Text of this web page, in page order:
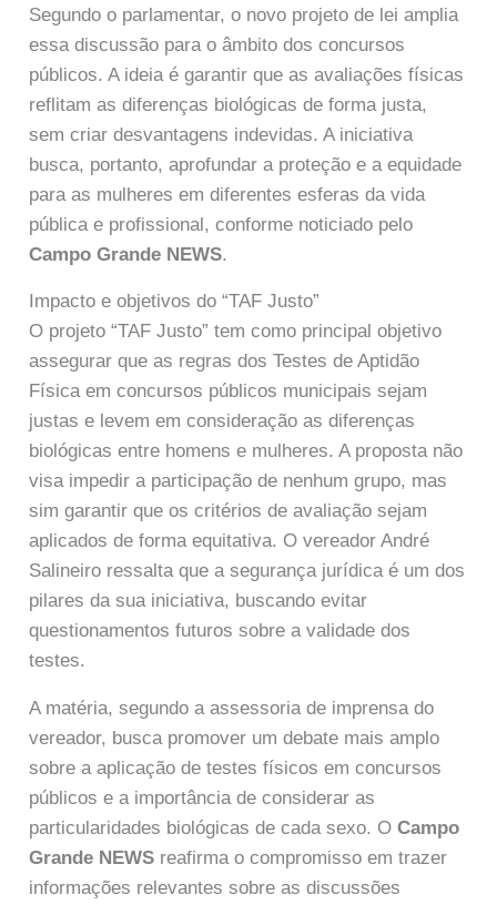
Segundo o parlamentar, o novo projeto de lei amplia
essa discussão para o âmbito dos concursos
públicos. A ideia é garantir que as avaliações físicas
reflitam as diferenças biológicas de forma justa,
sem criar desvantagens indevidas. A iniciativa
busca, portanto, aprofundar a proteção e a equidade
para as mulheres em diferentes esferas da vida
pública e profissional, conforme noticiado pelo
Campo Grande NEWS.
Impacto e objetivos do “TAF Justo”
O projeto “TAF Justo” tem como principal objetivo
assegurar que as regras dos Testes de Aptidão
Física em concursos públicos municipais sejam
justas e levem em consideração as diferenças
biológicas entre homens e mulheres. A proposta não
visa impedir a participação de nenhum grupo, mas
sim garantir que os critérios de avaliação sejam
aplicados de forma equitativa. O vereador André
Salineiro ressalta que a segurança jurídica é um dos
pilares da sua iniciativa, buscando evitar
questionamentos futuros sobre a validade dos
testes.
A matéria, segundo a assessoria de imprensa do
vereador, busca promover um debate mais amplo
sobre a aplicação de testes físicos em concursos
públicos e a importância de considerar as
particularidades biológicas de cada sexo. OCampo
Grande NEWS reafirma o compromisso em trazer
informações relevantes sobre as discussões